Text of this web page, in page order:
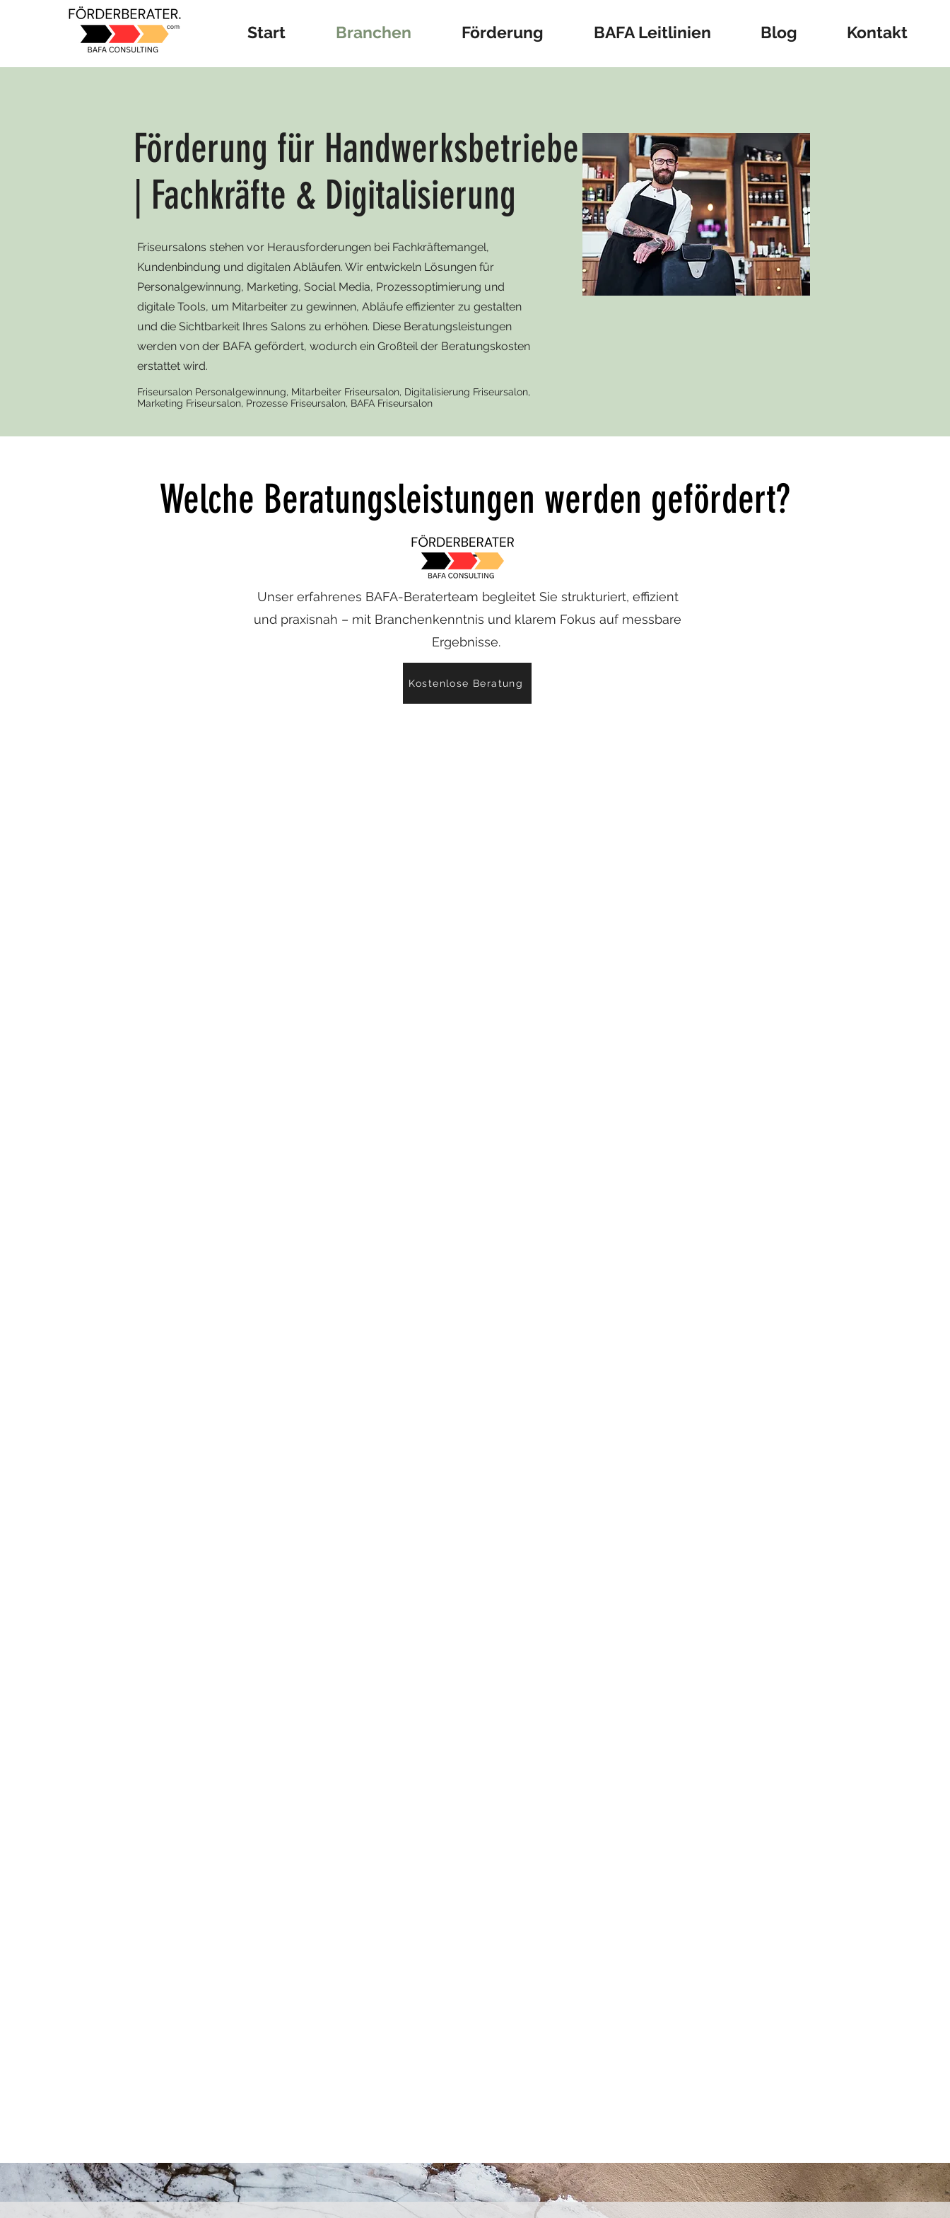
Start Branchen Förderung BAFA Leitlinien Blog Kontakt
Förderung für Handwerksbetriebe
| Fachkräfte & Digitalisierung
Friseursalons stehen vor Herausforderungen bei Fachkräftemangel,
Kundenbindung und digitalen Abläufen. Wir entwickeln Lösungen für
Personalgewinnung, Marketing, Social Media, Prozessoptimierung und
digitale Tools, um Mitarbeiter zu gewinnen, Abläufe effizienter zu gestalten
und die Sichtbarkeit Ihres Salons zu erhöhen. Diese Beratungsleistungen
werden von der BAFA gefördert, wodurch ein Großteil der Beratungskosten
erstattet wird.
Friseursalon Personalgewinnung, Mitarbeiter Friseursalon, Digitalisierung Friseursalon,
Marketing Friseursalon, Prozesse Friseursalon, BAFA Friseursalon
Welche Beratungsleistungen werden gefördert?
Unser erfahrenes BAFA-Beraterteam begleitet Sie strukturiert, effizient
und praxisnah – mit Branchenkenntnis und klarem Fokus auf messbare
Ergebnisse.
Kostenlose Beratung